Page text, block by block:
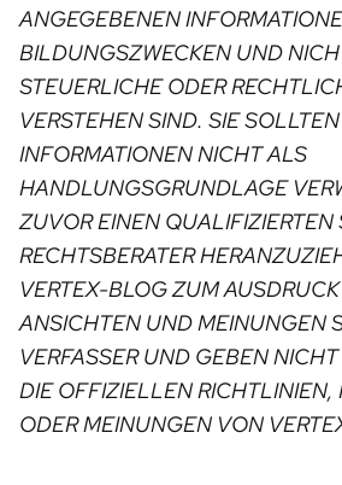
ANGEGEBENEN
BILDUNGSZWECKEN UND
STEUERLICHE ODER
VERSTEHEN SIND. SIE
INFORMATIONEN NICHT ALS
HANDLUNGSGRUNDLAGE
ZUVOR EINEN QUALIFIZIERTEN
RECHTSBERATER
VERTEX-BLOG ZUM
ANSICHTEN UND MEINUNGEN
VERFASSER UND GEBEN
DIE OFFIZIELLEN RICHTLINIEN,
ODER MEINUNGEN VON